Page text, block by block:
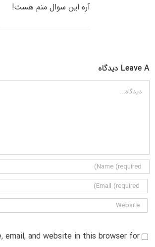
آره این سوال منم هست!
Leave A دیدگاه
دیدگاه
email, and website in this browser for